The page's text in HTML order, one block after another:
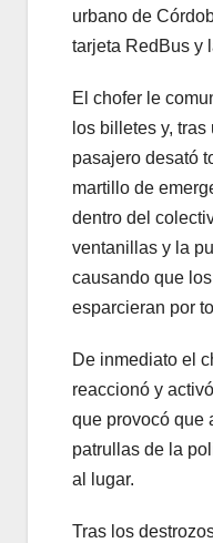
urbano de
tarjeta RedBus y
El chofer le
los billetes y,
pasajero desató
martillo de
dentro del
ventanillas y la
causando que
esparcieran por
De inmediato el
reaccionó y
que provocó que
patrullas de la
al lugar.
Tras los